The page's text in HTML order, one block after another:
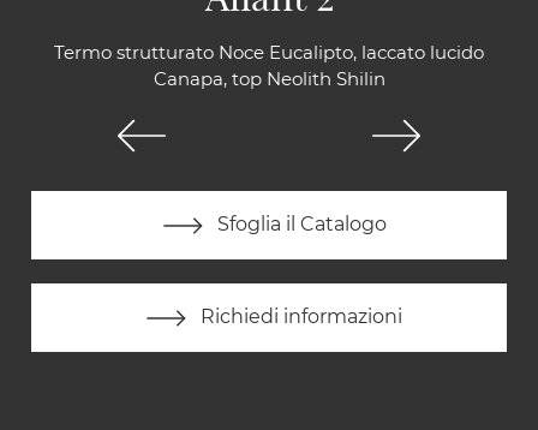
Termo strutturato Noce Eucalipto, laccato lucido
Canapa, top Neolith Shilin
Sfoglia il Catalogo
Richiedi informazioni